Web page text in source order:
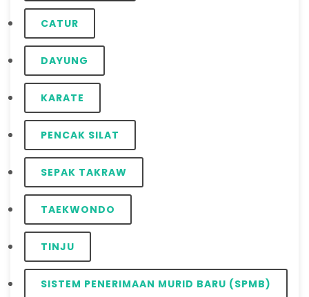
CATUR
DAYUNG
KARATE
PENCAK SILAT
SEPAK TAKRAW
TAEKWONDO
TINJU
SISTEM PENERIMAAN MURID BARU (SPMB)